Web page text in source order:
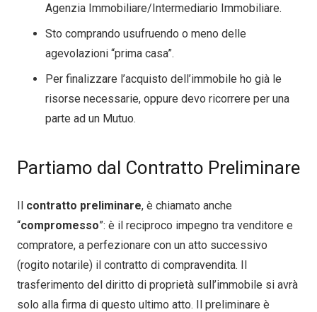
Agenzia Immobiliare/Intermediario Immobiliare.
Sto comprando usufruendo o meno delle
agevolazioni “prima casa”.
Per finalizzare l’acquisto dell’immobile ho già le
risorse necessarie, oppure devo ricorrere per una
parte ad un Mutuo.
Partiamo dal Contratto Preliminare
Il contratto preliminare, è chiamato anche
“compromesso”: è il reciproco impegno tra venditore e
compratore, a perfezionare con un atto successivo
(rogito notarile) il contratto di compravendita. Il
trasferimento del diritto di proprietà sull’immobile si avrà
solo alla firma di questo ultimo atto. Il preliminare è